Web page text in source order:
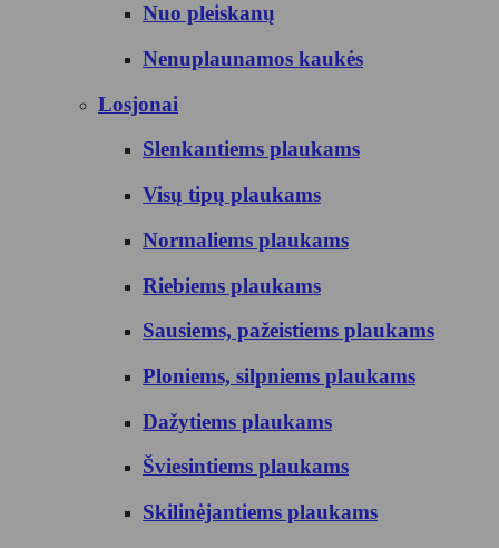
Nuo pleiskanų
Nenuplaunamos kaukės
Losjonai
Slenkantiems plaukams
Visų tipų plaukams
Normaliems plaukams
Riebiems plaukams
Sausiems, pažeistiems plaukams
Ploniems, silpniems plaukams
Dažytiems plaukams
Šviesintiems plaukams
Skilinėjantiems plaukams